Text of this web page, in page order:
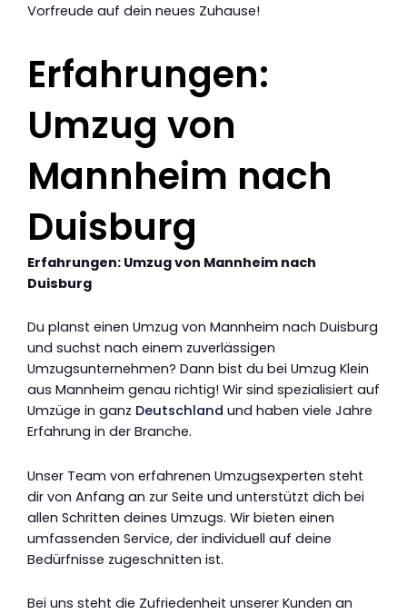
Vorfreude auf dein neues Zuhause!
Erfahrungen:
Umzug von
Mannheim nach
Duisburg
Erfahrungen: Umzug von Mannheim nach
Duisburg
Du planst einen Umzug von Mannheim nach Duisburg
und suchst nach einem zuverlässigen
Umzugsunternehmen? Dann bist du bei Umzug Klein
aus Mannheim genau richtig! Wir sind spezialisiert auf
Umzüge in ganz Deutschland und haben viele Jahre
Erfahrung in der Branche.
Unser Team von erfahrenen Umzugsexperten steht
dir von Anfang an zur Seite und unterstützt dich bei
allen Schritten deines Umzugs. Wir bieten einen
umfassenden Service, der individuell auf deine
Bedürfnisse zugeschnitten ist.
Bei uns steht die Zufriedenheit unserer Kunden an